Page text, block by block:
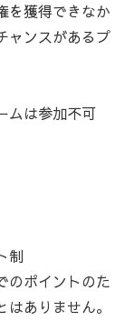
を獲得できなか
ャンスがあるプ
ムは参加不可
制
のポイントのた
ありません。